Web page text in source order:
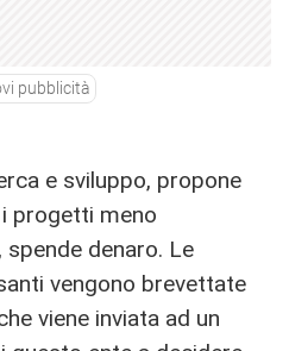
pubblicità
e sviluppo, propone
progetti meno
denaro. Le
vengono brevettate
viene inviata ad un